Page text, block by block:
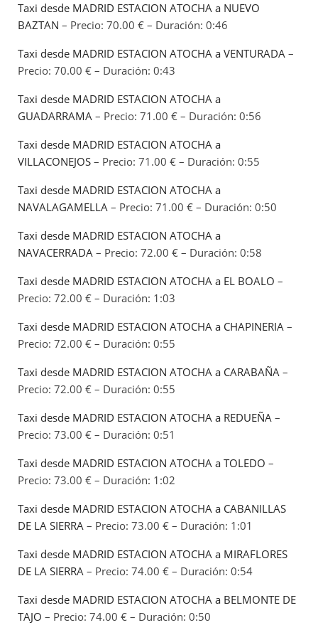
Taxi desde MADRID ESTACION ATOCHA a NUEVO
BAZTAN – Precio: 70.00 € – Duración: 0:46
Taxi desde MADRID ESTACION ATOCHA a VENTURADA –
Precio: 70.00 € – Duración: 0:43
Taxi desde MADRID ESTACION ATOCHA a
GUADARRAMA – Precio: 71.00 € – Duración: 0:56
Taxi desde MADRID ESTACION ATOCHA a
VILLACONEJOS – Precio: 71.00 € – Duración: 0:55
Taxi desde MADRID ESTACION ATOCHA a
NAVALAGAMELLA – Precio: 71.00 € – Duración: 0:50
Taxi desde MADRID ESTACION ATOCHA a
NAVACERRADA – Precio: 72.00 € – Duración: 0:58
Taxi desde MADRID ESTACION ATOCHA a EL BOALO –
Precio: 72.00 € – Duración: 1:03
Taxi desde MADRID ESTACION ATOCHA a CHAPINERIA –
Precio: 72.00 € – Duración: 0:55
Taxi desde MADRID ESTACION ATOCHA a CARABAÑA –
Precio: 72.00 € – Duración: 0:55
Taxi desde MADRID ESTACION ATOCHA a REDUEÑA –
Precio: 73.00 € – Duración: 0:51
Taxi desde MADRID ESTACION ATOCHA a TOLEDO –
Precio: 73.00 € – Duración: 1:02
Taxi desde MADRID ESTACION ATOCHA a CABANILLAS
DE LA SIERRA – Precio: 73.00 € – Duración: 1:01
Taxi desde MADRID ESTACION ATOCHA a MIRAFLORES
DE LA SIERRA – Precio: 74.00 € – Duración: 0:54
Taxi desde MADRID ESTACION ATOCHA a BELMONTE DE
TAJO – Precio: 74.00 € – Duración: 0:50